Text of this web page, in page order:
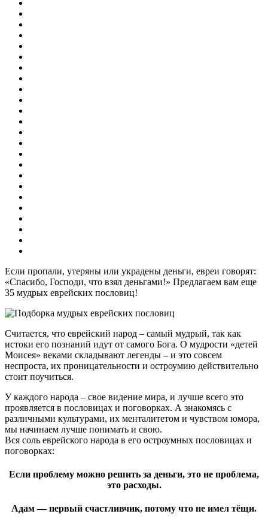
Если пропали, утеряны или украдены деньги, евреи говорят:
«Спасибо, Господи, что взял деньгами!» Предлагаем вам еще
35 мудрых еврейских пословиц!
Считается, что еврейский народ – самый мудрый, так как
истоки его познаний идут от самого Бога. О мудрости «детей
Моисея» веками складывают легенды – и это совсем
неспроста, их проницательности и остроумию действительно
стоит поучиться.
У каждого народа – свое видение мира, и лучше всего это
проявляется в пословицах и поговорках. А знакомясь с
различными культурами, их менталитетом и чувством юмора,
мы начинаем лучше понимать и свою.
Вся соль еврейского народа в его остроумных пословицах и
поговорках:
Если проблему можно решить за деньги, это не проблема,
это расходы.
Адам — первый счастливчик, потому что не имел тёщи.